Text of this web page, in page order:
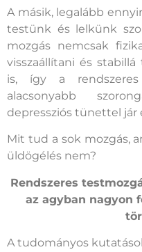
A másik, legalább
testünk és lelkünk
mozgás nemcsak
visszaállítani és
is, így a rendszeres
alacsonyabb
depressziós tünettel jár
Mit tud a sok mozgás,
üldögélés nem?
Rendszeres
az agyban nagyon
A tudományos